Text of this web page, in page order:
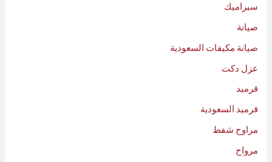
سيراميك
صيانة
صيانة مكيفات السعودية
عزل دكت
قرميد
قرميد السعودية
مراوح شفط
مرواح